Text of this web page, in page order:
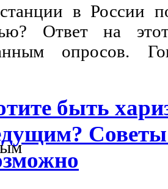
в России
Ответ на
опросов.
быть
Советы